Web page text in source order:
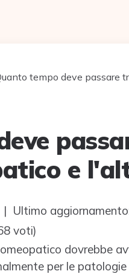
tempo deve passare
e
| Ultimo
voti)
dovrebbe
per le